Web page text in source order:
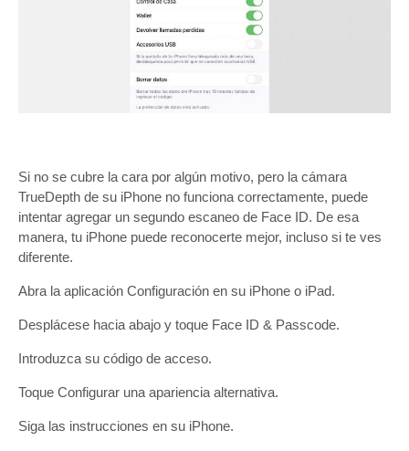
Si no se cubre la cara por algún motivo, pero la cámara
TrueDepth de su iPhone no funciona correctamente, puede
intentar agregar un segundo escaneo de Face ID. De esa
manera, tu iPhone puede reconocerte mejor, incluso si te ves
diferente.
Abra la aplicación Configuración en su iPhone o iPad.
Desplácese hacia abajo y toque Face ID & Passcode.
Introduzca su código de acceso.
Toque Configurar una apariencia alternativa.
Siga las instrucciones en su iPhone.